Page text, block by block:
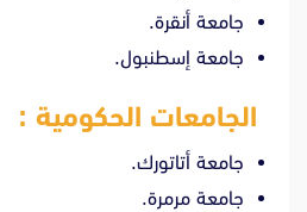
جامعة أنقرة.
جامعة إسطنبول.
الجامعات الحكومية :
جامعة أتاتورك.
جامعة مرمرة.